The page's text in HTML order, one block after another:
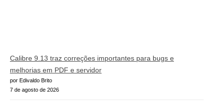
Calibre 9.13 traz correções importantes para bugs e
melhorias em PDF e servidor
por Edivaldo Brito
7 de agosto de 2026